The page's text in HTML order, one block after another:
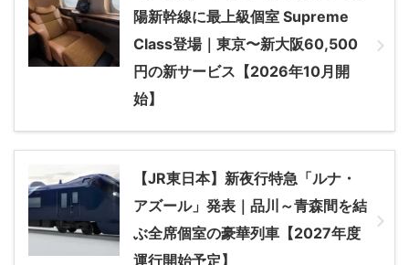
陽新幹線に最上級個室 Supreme
Class登場｜東京〜新大阪60,500
円の新サービス【2026年10月開
始】
【JR東日本】新夜行特急「ルナ・
アズール」発表｜品川～青森間を結
ぶ全席個室の豪華列車【2027年度
運行開始予定】